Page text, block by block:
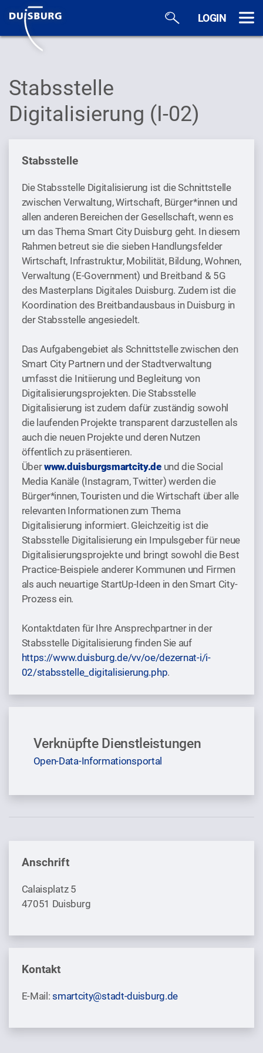
Zum Hauptinhalt springen
LOGIN
Stabsstelle
Digitalisierung (I-02)
Stabsstelle
Die Stabsstelle Digitalisierung ist die Schnittstelle
zwischen Verwaltung, Wirtschaft, Bürger*innen und
allen anderen Bereichen der Gesellschaft, wenn es
um das Thema Smart City Duisburg geht. In diesem
Rahmen betreut sie die sieben Handlungsfelder
Wirtschaft, Infrastruktur, Mobilität, Bildung, Wohnen,
Verwaltung (E-Government) und Breitband & 5G
des Masterplans Digitales Duisburg. Zudem ist die
Koordination des Breitbandausbaus in Duisburg in
der Stabsstelle angesiedelt.
Das Aufgabengebiet als Schnittstelle zwischen den
Smart City Partnern und der Stadtverwaltung
umfasst die Initiierung und Begleitung von
Digitalisierungsprojekten. Die Stabsstelle
Digitalisierung ist zudem dafür zuständig sowohl
die laufenden Projekte transparent darzustellen als
auch die neuen Projekte und deren Nutzen
öffentlich zu präsentieren.
Überwww.duisburgsmartcity.deund die Social
Media Kanäle (Instagram, Twitter) werden die
Bürger*innen, Touristen und die Wirtschaft über alle
relevanten Informationen zum Thema
Digitalisierung informiert. Gleichzeitig ist die
Stabsstelle Digitalisierung ein Impulsgeber für neue
Digitalisierungsprojekte und bringt sowohl die Best
Practice-Beispiele anderer Kommunen und Firmen
als auch neuartige StartUp-Ideen in den Smart City-
Prozess ein.
Kontaktdaten für Ihre Ansprechpartner in der
Stabsstelle Digitalisierung finden Sie auf
https://www.duisburg.de/vv/oe/dezernat-i/i-
02/stabsstelle_digitalisierung.php.
Verknüpfte Dienstleistungen
Open-Data-Informationsportal
Anschrift
Calaisplatz 5
47051 Duisburg
Kontakt
E-Mail:smartcity@stadt-duisburg.de